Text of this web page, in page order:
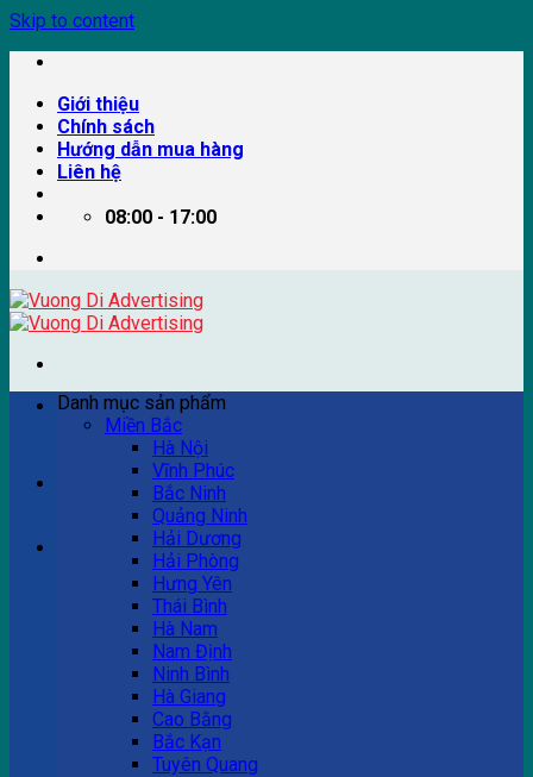
Skip to content
Giới thiệu
Chính sách
Hướng dẫn mua hàng
Liên hệ
08:00 - 17:00
Ví dụ: Billboard quảng cáo, pano quảng cáo, quảng cáo
trên xe bus...
Tư vấn bán hàng
0983 863 488
Hotline hỗ trợ
Danh mục sản phẩm
Miền Bắc
Hà Nội
Vĩnh Phúc
Bắc Ninh
Quảng Ninh
Hải Dương
Hải Phòng
Hưng Yên
Thái Bình
Hà Nam
Nam Định
Ninh Bình
Hà Giang
Cao Bằng
Bắc Kạn
Tuyên Quang